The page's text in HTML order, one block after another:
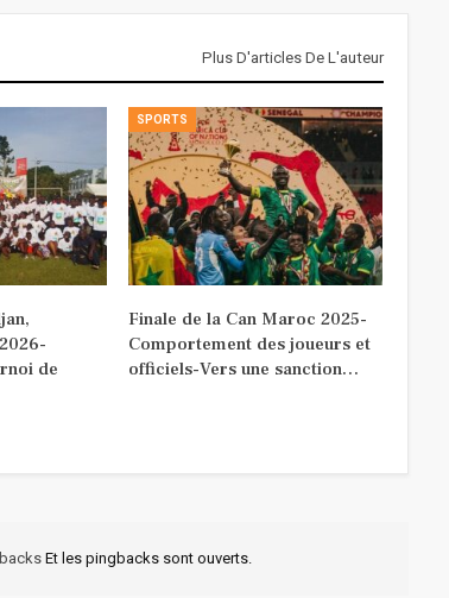
Plus D'articles De L'auteur
de
SPORTS
Finale de la Can Maroc 2025-
Comportement des joueurs et
officiels-Vers une sanction…
Et les pingbacks sont ouverts.